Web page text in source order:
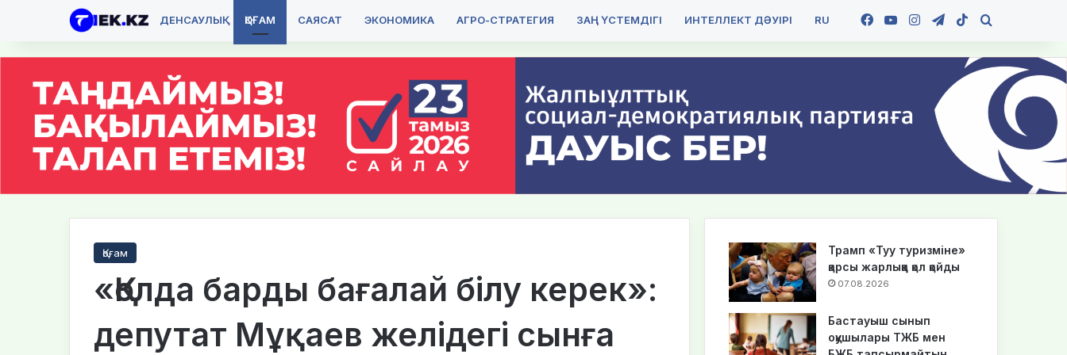
ДЕНСАУЛЫҚ ҚОҒАМ САЯСАТ ЭКОНОМИКА АГРО-СТРАТЕГИЯ ЗАҢ ҮСТЕМДІГІ ИНТЕЛЛЕКТ ДӘУІРІ RU Facebook
YouTubeInstagramTelegram
TikTok
Қоғам
«Қолда барды бағалай білу керек»:
депутат Мұқаев желідегі сынға
Трамп «Туу туризміне»
қарсы жарлыққа қол қойды
07.08.2026
Бастауыш сынып
оқушылары ТЖБ мен